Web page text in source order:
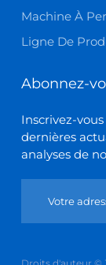
Machine À
Ligne De
Abonnez-
Inscrivez-
dernières
analyses de